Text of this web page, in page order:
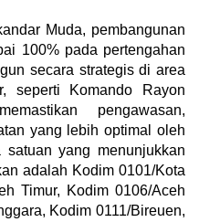
Muda, pembangunan
100% pada pertengahan
secara strategis di area
seperti Komando Rayon
pengawasan,
yang lebih optimal oleh
satuan yang menunjukkan
adalah Kodim 0101/Kota
Timur, Kodim 0106/Aceh
Kodim 0111/Bireuen,